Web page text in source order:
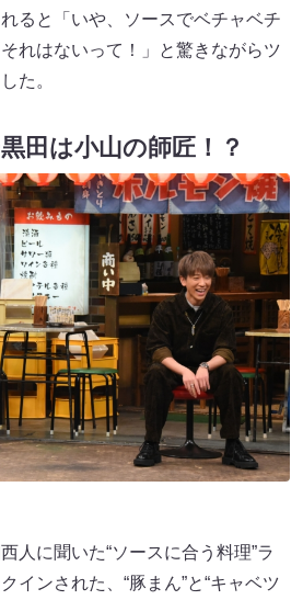
ると「いや、ソースでベチャベチ
れはないって！」と驚きながらツ
た。
田は小山の師匠！？
人に聞いた“ソースに合う料理”ラ
インされた、“豚まん”と“キャベツ